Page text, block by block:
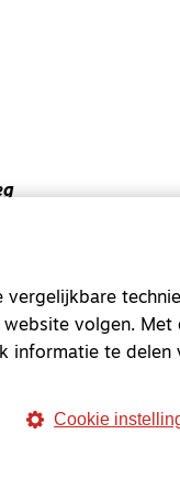
volgen.
informatie te delen
Cookie